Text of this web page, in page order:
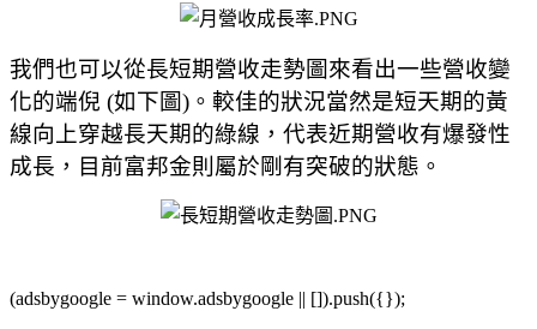
我們也可以從長短期營收走勢圖來看出一些營收變
化的端倪 (如下圖) 。較佳的狀況當然是短天期的黃
線向上穿越長天期的綠線，代表近期營收有爆發性
成長，目前富邦金則屬於剛有突破的狀態。
(adsbygoogle = window.adsbygoogle || []).push({});